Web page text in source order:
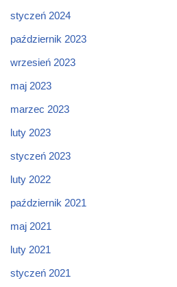
styczeń 2024
październik 2023
wrzesień 2023
maj 2023
marzec 2023
luty 2023
styczeń 2023
luty 2022
październik 2021
maj 2021
luty 2021
styczeń 2021